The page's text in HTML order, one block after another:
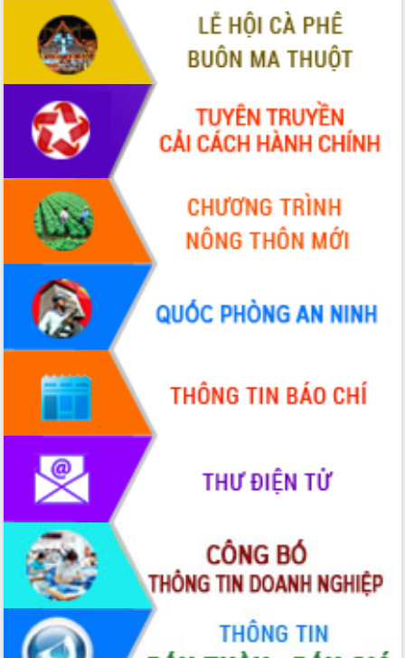
sầu riêng tại Đắk Lắk
Trình diễn nghệ thuật chế biến các
món ăn từ sầu riêng
Đắk Lắk công bố Quy hoạch và xúc
tiến đầu tư tỉnh
Ngành cá ngừ Đắk Lắk chủ động thích
ứng để giữ vững thị trường xuất khẩu
Diễn đàn Kinh tế tư nhân Việt Nam đột
phá cơ chế - Hợp tác công tư
Đề án 06 tạo bước ngoặt đột phá trong
cải cách hành chính tỉnh Đắk Lắk
Kết nối tour, đẩy mạnh chuyển đổi số
để phát triển du lịch Đắk Lắk
Khởi động Dự án Đầu tư xây dựng hạ
tầng kỹ thuật Cụm công nghiệp Tân
Tiến
Gặp mặt các cơ quan báo chí nhân Kỷ
niệm 101 năm Ngày Báo chí Cách
Đắk Lắk sơ kết 4 năm triển khai thực
hiện Đề án 06 của Chính phủ
Họp báo thông tin về Hội nghị Công bố
Quy hoạch và Xúc tiến đầu tư tỉnh Đắk
Khơi thông điểm nghẽn, đẩy nhanh
giải ngân vốn khắc phục thiên tai
HĐND tỉnh thông qua điều chỉnh Quy
hoạch tỉnh thời kỳ 2021-2030
Hội thảo góp ý hồ sơ điều chỉnh quy
hoạch tỉnh Đắk Lắk thời kỳ 2021-2030,
tầm nhìn đến năm 2050
Nâng cao hiệu quả hoạt động của các
doanh nghiệp nhà nước